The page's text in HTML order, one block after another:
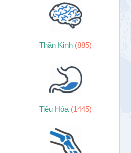
Thần Kinh (885)
Tiêu Hóa (1445)